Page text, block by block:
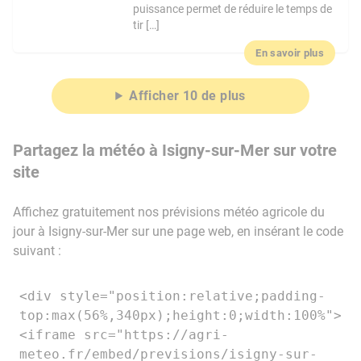
puissance permet de réduire le temps de
tir […]
En savoir plus
Afficher 10 de plus
Partagez la météo à Isigny-sur-Mer sur votre
site
Affichez gratuitement nos prévisions météo agricole du
jour à Isigny-sur-Mer sur une page web, en insérant le code
suivant :